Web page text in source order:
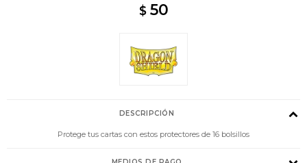
$ 50
DESCRIPCIÓN
Protege tus cartas con estos protectores de 16 bolsillos